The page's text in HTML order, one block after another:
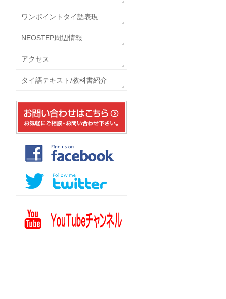
ワンポイントタイ語表現
NEOSTEP周辺情報
アクセス
タイ語テキスト/教科書紹介